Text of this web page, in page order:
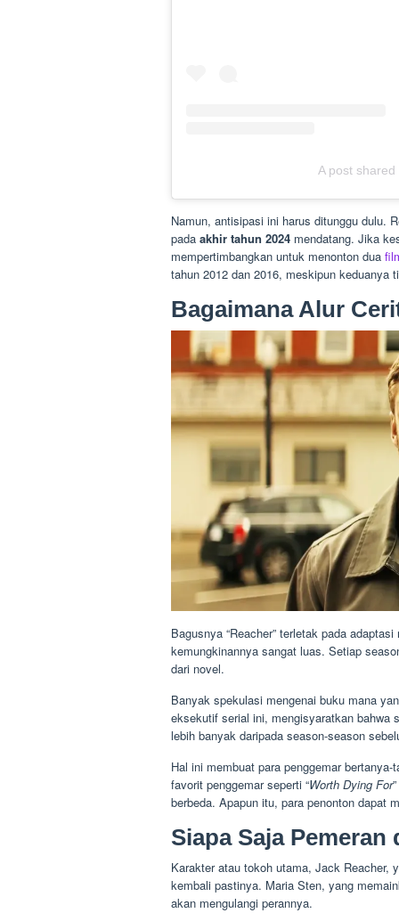
A post
Namun, antisipasi ini harus ditunggu dulu.
pada akhir tahun 2024 mendatang. Jika
mempertimbangkan untuk menonton dua
tahun 2012 dan 2016, meskipun keduanya
Bagaimana Alur
Bagusnya “Reacher” terletak pada
kemungkinannya sangat luas. Setiap
dari novel.
Banyak spekulasi mengenai buku mana
eksekutif serial ini, mengisyaratkan bahwa
lebih banyak daripada season-season
Hal ini membuat para penggemar
favorit penggemar seperti “Worth Dying For
berbeda. Apapun itu, para penonton dapat
Siapa Saja Pemeran
Karakter atau tokoh utama, Jack Reacher,
kembali pastinya. Maria Sten, yang
akan mengulangi perannya.